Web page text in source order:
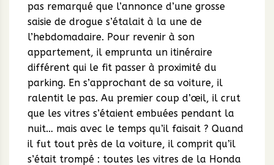
pas remarqué que l’annonce d’une grosse
saisie de drogue s’étalait à la une de
l’hebdomadaire. Pour revenir à son
appartement, il emprunta un itinéraire
différent qui le fit passer à proximité du
parking. En s’approchant de sa voiture, il
ralentit le pas. Au premier coup d’œil, il crut
que les vitres s’étaient embuées pendant la
nuit… mais avec le temps qu’il faisait ? Quand
il fut tout près de la voiture, il comprit qu’il
s’était trompé : toutes les vitres de la Honda